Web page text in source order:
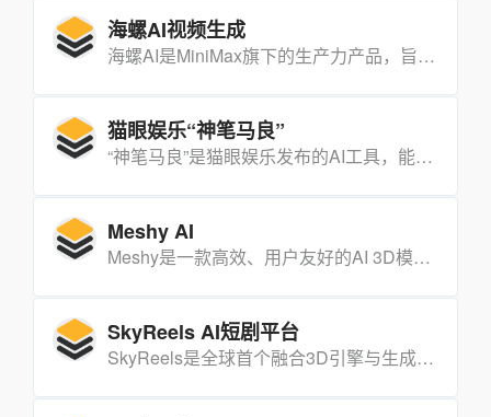
海螺AI视频生成
海螺AI是MiniMax旗下的生产力产品，旨在10倍速提升工作学习效率，支持创作音乐和视频等功能。
猫眼娱乐“神笔马良”
“神笔马良”是猫眼娱乐发布的AI工具，能够将长剧本一键转化为视听化呈现的动态故事板。
Meshy AI
Meshy是一款高效、用户友好的AI 3D模型生成器，能够轻松将文本和图像转化为吸引人的3D模型。
SkyReels AI短剧平台
SkyReels是全球首个融合3D引擎与生成式AI的视频创作平台，能够将用户的想象即时转化为生动的视频内容。